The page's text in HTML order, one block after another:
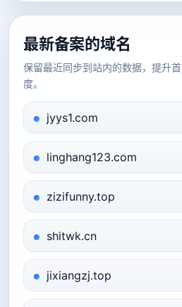
最新备案的域名
保留最近同步到站内的数据，提升
度。
jyys1.com
linghang123.com
zizifunny.top
shitwk.cn
jixiangzj.top